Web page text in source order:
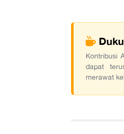
Kontribusi
dapat
merawat